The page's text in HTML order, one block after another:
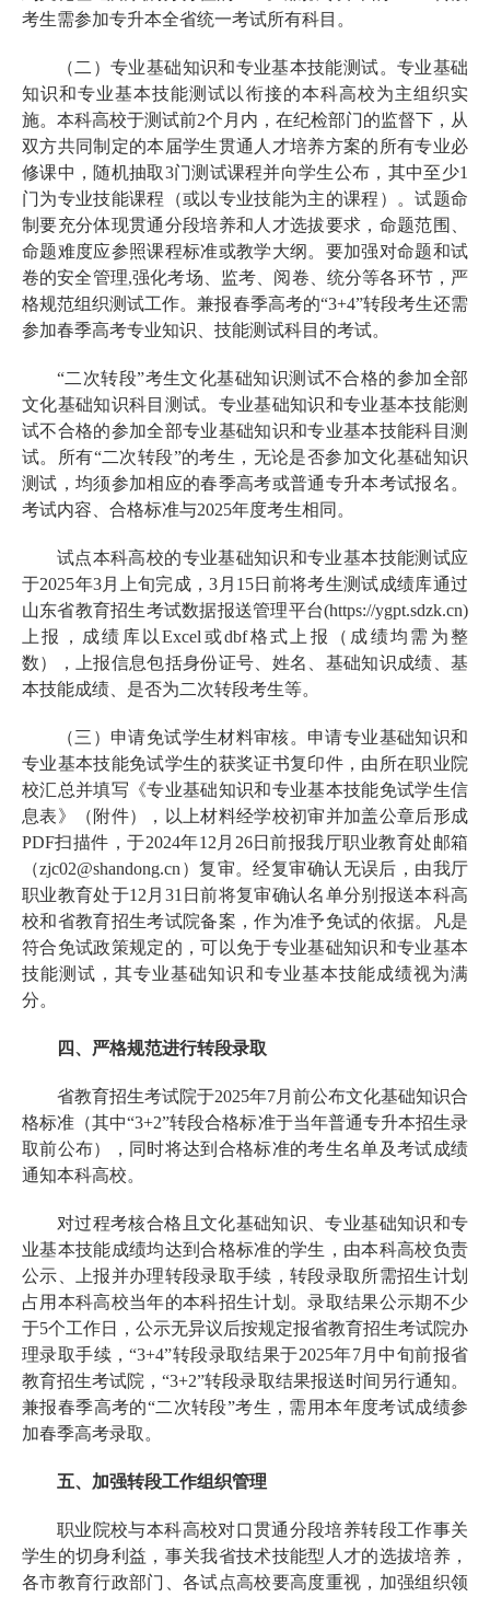
考生需参加专升本全省统一考试所有科目。
（二）专业基础知识和专业基本技能测试。专业基础
知识和专业基本技能测试以衔接的本科高校为主组织实
施。本科高校于测试前2个月内，在纪检部门的监督下，从
双方共同制定的本届学生贯通人才培养方案的所有专业必
修课中，随机抽取3门测试课程并向学生公布，其中至少1
门为专业技能课程（或以专业技能为主的课程）。试题命
制要充分体现贯通分段培养和人才选拔要求，命题范围、
命题难度应参照课程标准或教学大纲。要加强对命题和试
卷的安全管理,强化考场、监考、阅卷、统分等各环节，严
格规范组织测试工作。兼报春季高考的“3+4”转段考生还需
参加春季高考专业知识、技能测试科目的考试。
“二次转段”考生文化基础知识测试不合格的参加全部
文化基础知识科目测试。专业基础知识和专业基本技能测
试不合格的参加全部专业基础知识和专业基本技能科目测
试。所有“二次转段”的考生，无论是否参加文化基础知识
测试，均须参加相应的春季高考或普通专升本考试报名。
考试内容、合格标准与2025年度考生相同。
试点本科高校的专业基础知识和专业基本技能测试应
于2025年3月上旬完成，3月15日前将考生测试成绩库通过
山东省教育招生考试数据报送管理平台(https://ygpt.sdzk.cn)
上报，成绩库以Excel或dbf格式上报（成绩均需为整
数），上报信息包括身份证号、姓名、基础知识成绩、基
本技能成绩、是否为二次转段考生等。
（三）申请免试学生材料审核。申请专业基础知识和
专业基本技能免试学生的获奖证书复印件，由所在职业院
校汇总并填写《专业基础知识和专业基本技能免试学生信
息表》（附件），以上材料经学校初审并加盖公章后形成
PDF扫描件，于2024年12月26日前报我厅职业教育处邮箱
（zjc02@shandong.cn）复审。经复审确认无误后，由我厅
职业教育处于12月31日前将复审确认名单分别报送本科高
校和省教育招生考试院备案，作为准予免试的依据。凡是
符合免试政策规定的，可以免于专业基础知识和专业基本
技能测试，其专业基础知识和专业基本技能成绩视为满
分。
四、严格规范进行转段录取
省教育招生考试院于2025年7月前公布文化基础知识合
格标准（其中“3+2”转段合格标准于当年普通专升本招生录
取前公布），同时将达到合格标准的考生名单及考试成绩
通知本科高校。
对过程考核合格且文化基础知识、专业基础知识和专
业基本技能成绩均达到合格标准的学生，由本科高校负责
公示、上报并办理转段录取手续，转段录取所需招生计划
占用本科高校当年的本科招生计划。录取结果公示期不少
于5个工作日，公示无异议后按规定报省教育招生考试院办
理录取手续，“3+4”转段录取结果于2025年7月中旬前报省
教育招生考试院，“3+2”转段录取结果报送时间另行通知。
兼报春季高考的“二次转段”考生，需用本年度考试成绩参
加春季高考录取。
五、加强转段工作组织管理
职业院校与本科高校对口贯通分段培养转段工作事关
学生的切身利益，事关我省技术技能型人才的选拔培养，
各市教育行政部门、各试点高校要高度重视，加强组织领